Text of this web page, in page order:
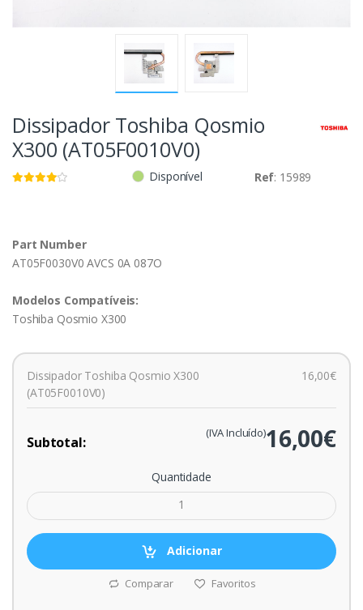
Dissipador Toshiba Qosmio
X300 (AT05F0010V0)
Disponível Ref: 15989
Part Number
AT05F0030V0 AVCS 0A 087O
Modelos Compatíveis:
Toshiba Qosmio X300
Dissipador Toshiba Qosmio X300
(AT05F0010V0)
16,00€
Subtotal: 16,00€
(IVA Incluído)
Quantidade
Adicionar
Comparar Favoritos